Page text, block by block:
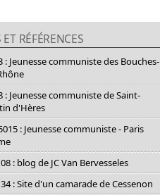
RÉFÉRENCES
: Jeunesse communiste des Bouches-
: Jeunesse communiste de Saint-
d'Hères
: Jeunesse communiste - Paris
08 : blog de JC Van Bervesseles
34 : Site d'un camarade de Cessenon